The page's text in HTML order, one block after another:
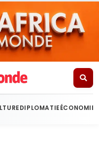
DIPLOMATIEÉCONOMIE